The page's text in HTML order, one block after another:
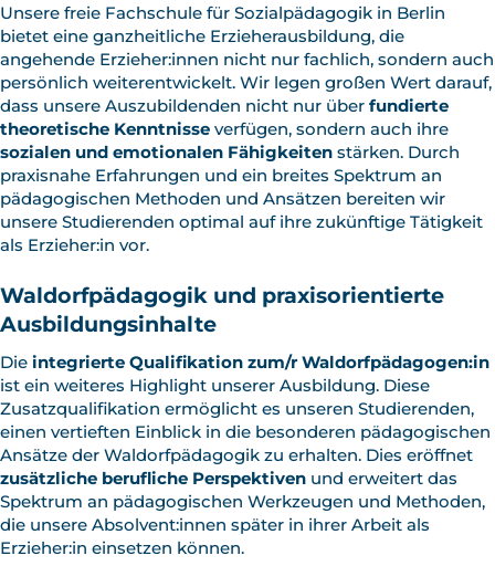
Unsere freie Fachschule für Sozialpädagogik in Berlin
bietet eine ganzheitliche Erzieherausbildung, die
angehende Erzieher:innen nicht nur fachlich, sondern auch
persönlich weiterentwickelt. Wir legen großen Wert darauf,
dass unsere Auszubildenden nicht nur über fundierte
theoretische Kenntnisse verfügen, sondern auch ihre
sozialen und emotionalen Fähigkeiten stärken. Durch
praxisnahe Erfahrungen und ein breites Spektrum an
pädagogischen Methoden und Ansätzen bereiten wir
unsere Studierenden optimal auf ihre zukünftige Tätigkeit
als Erzieher:in vor.
Waldorfpädagogik und praxisorientierte
Ausbildungsinhalte
Die integrierte Qualifikation zum/r Waldorfpädagogen:in
ist ein weiteres Highlight unserer Ausbildung. Diese
Zusatzqualifikation ermöglicht es unseren Studierenden,
einen vertieften Einblick in die besonderen pädagogischen
Ansätze der Waldorfpädagogik zu erhalten. Dies eröffnet
zusätzliche berufliche Perspektiven und erweitert das
Spektrum an pädagogischen Werkzeugen und Methoden,
die unsere Absolvent:innen später in ihrer Arbeit als
Erzieher:in einsetzen können.